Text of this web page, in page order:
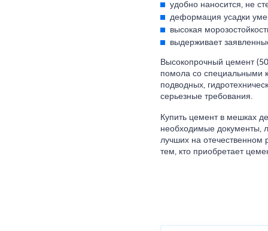
удобно наносится, не
деформация усадки
высокая
выдерживает
Высокопрочный цемент (50
помола со специальными
подводных,
серьезные требования.
Купить цемент в мешках
необходимые документы,
лучших на отечественном
тем, кто приобретает